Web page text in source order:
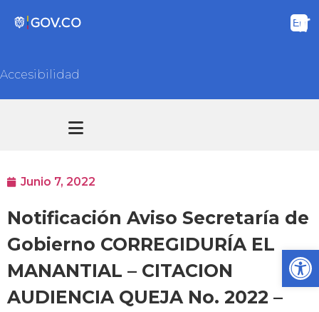
Accesibilidad
Junio 7, 2022
Notificación Aviso Secretaría de
Gobierno CORREGIDURÍA EL
MANANTIAL – CITACION
AUDIENCIA QUEJA No. 2022 –